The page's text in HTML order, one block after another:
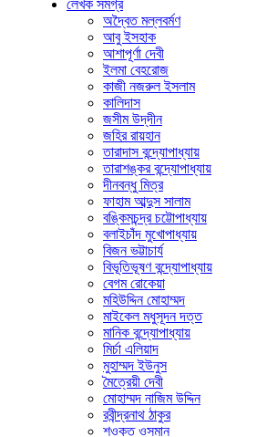
লেখক সমগ্র
অদ্বৈত মল্লবর্মণ
আবু ইসহাক
আশাপূর্ণা দেবী
ইলমা বেহরোজ
কাজী নজরুল ইসলাম
কালিদাস
জসীম উদ্‌দীন
জহির রায়হান
তারাদাস বন্দ্যোপাধ্যায়
তারাশঙ্কর বন্দ্যোপাধ্যায়
দীনবন্ধু মিত্র
ফাহাম আব্দুস সালাম
বঙ্কিমচন্দ্র চট্টোপাধ্যায়
বলাইচাঁদ মুখোপাধ্যায়
বিজন ভট্টাচার্য
বিভূতিভূষণ বন্দ্যোপাধ্যায়
বেগম রোকেয়া
মহিউদ্দিন মোহাম্মদ
মাইকেল মধুসূদন দত্ত
মানিক বন্দ্যোপাধ্যায়
মির্চা এলিয়াদ
মুহাম্মদ ইউনুস
মৈত্রেয়ী দেবী
মোহাম্মদ নাজিম উদ্দিন
রবীন্দ্রনাথ ঠাকুর
শওকত ওসমান